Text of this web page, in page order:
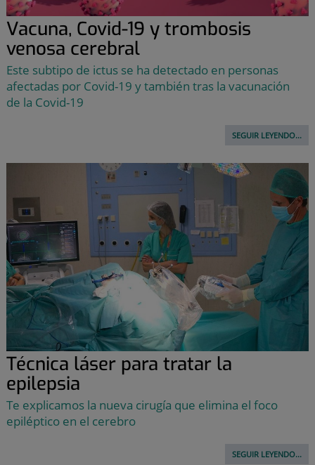
Vacuna, Covid-19 y trombosis
venosa cerebral
Este subtipo de ictus se ha detectado en personas
afectadas por Covid-19 y también tras la vacunación
de la Covid-19
SEGUIR LEYENDO...
Técnica láser para tratar la
epilepsia
Te explicamos la nueva cirugía que elimina el foco
epiléptico en el cerebro
SEGUIR LEYENDO...